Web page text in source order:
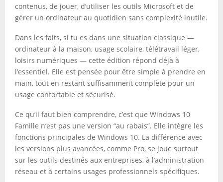
contenus, de jouer, d’utiliser les outils Microsoft et de
gérer un ordinateur au quotidien sans complexité inutile.
Dans les faits, si tu es dans une situation classique —
ordinateur à la maison, usage scolaire, télétravail léger,
loisirs numériques — cette édition répond déjà à
l’essentiel. Elle est pensée pour être simple à prendre en
main, tout en restant suffisamment complète pour un
usage confortable et sécurisé.
Ce qu’il faut bien comprendre, c’est que Windows 10
Famille n’est pas une version “au rabais”. Elle intègre les
fonctions principales de Windows 10. La différence avec
les versions plus avancées, comme Pro, se joue surtout
sur les outils destinés aux entreprises, à l’administration
réseau et à certains usages professionnels spécifiques.